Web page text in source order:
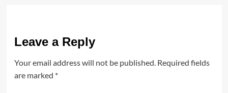
Leave a Reply
Your email address will not be published. Required fields
are marked *